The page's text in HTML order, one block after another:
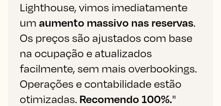
Lighthouse, vimos imediatamente
um aumento massivo nas reservas.
Os preços são ajustados com base
na ocupação e atualizados
facilmente, sem mais overbookings.
Operações e contabilidade estão
otimizadas. Recomendo 100%."